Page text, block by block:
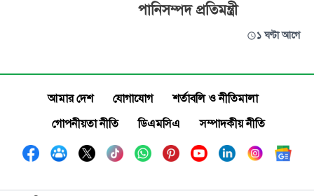
পানিসম্পদ প্রতিমন্ত্রী
১ ঘণ্টা আগে
আমার দেশ যোগাযোগ
শর্তাবলি ও নীতিমালা
গোপনীয়তা নীতি
ডিএমসিএ সম্পাদকীয় নীতি